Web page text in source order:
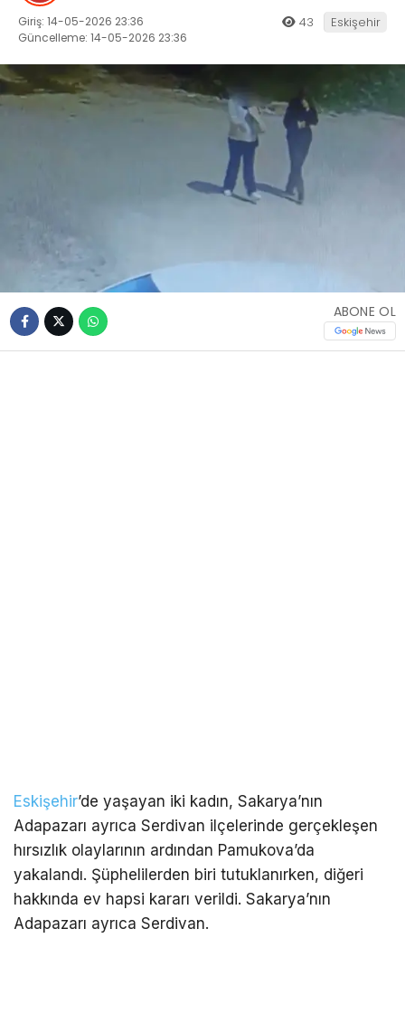
Giriş: 14-05-2026 23:36
Güncelleme: 14-05-2026 23:36
43 Eskişehir
ABONE OL
Eskişehir’de yaşayan iki kadın, Sakarya’nın
Adapazarı ayrıca Serdivan ilçelerinde gerçekleşen
hırsızlık olaylarının ardından Pamukova’da
yakalandı. Şüphelilerden biri tutuklanırken, diğeri
hakkında ev hapsi kararı verildi. Sakarya’nın
Adapazarı ayrıca Serdivan.